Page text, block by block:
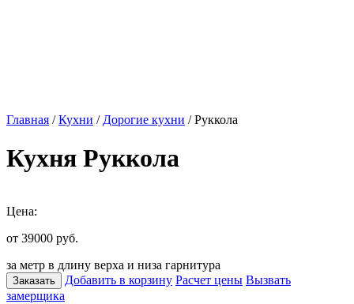
Главная /Кухни / Дорогие кухни / Руккола
Кухня Руккола
Цена:
от 39000 руб.
за метр в длину верха и низа гарнитура
Заказать Добавить в корзину Расчет цены Вызвать
замерщика